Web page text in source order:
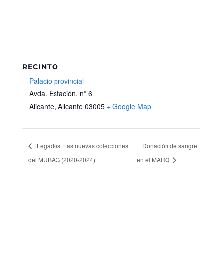
RECINTO
Palacio provincial
Avda. Estación, nº 6
Alicante, Alicante 03005 + Google Map
‘Legados. Las nuevas colecciones
del MUBAG (2020-2024)’
Donación de sangre
en el MARQ